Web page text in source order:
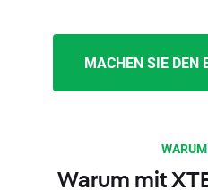
MACHEN SIE DEN
Warum mit